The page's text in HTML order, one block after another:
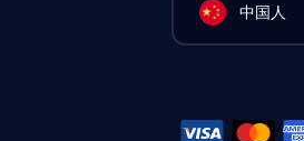
中国人